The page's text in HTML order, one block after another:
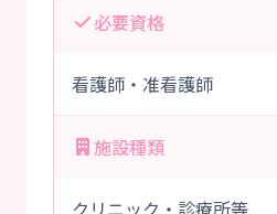
必要資格
看護師・准看護師
施設種類
クリニック・診療所等